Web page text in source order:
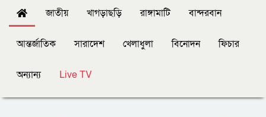
জাতীয় খাগড়াছড়ি রাঙ্গামাটি বান্দরবান
আন্তর্জাতিক সারাদেশ খেলাধুলা বিনোদন ফিচার
অন্যান্য Live TV